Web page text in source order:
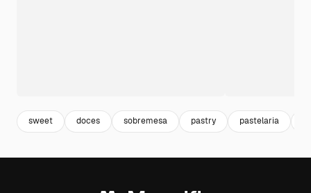
sweet doces sobremesa pastry pastelaria